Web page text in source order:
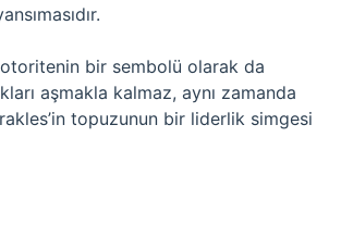
otoritenin bir sembolü olarak da
aşmakla kalmaz, aynı zamanda
topuzunun bir liderlik simgesi